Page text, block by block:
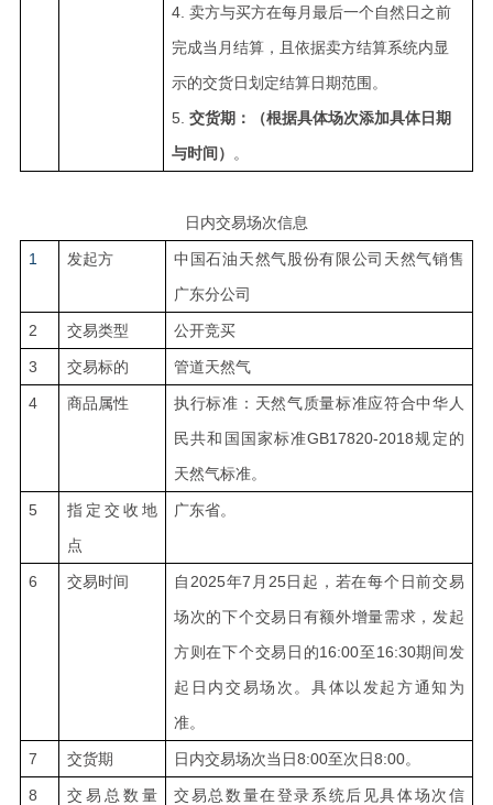
4.卖方与买方在每月最后一个自然日之前
完成当月结算，且依据卖方结算系统内显
示的交货日划定结算日期范围。
5. 交货期：（根据具体场次添加具体日期
与时间）
。
日内交易场次信息
1 发起方
中国石油天然气股份有限公司天然气销售
广东分公司
2 交易类型 公开竞买
3 交易标的 管道天然气
4 商品属性
执行标准：天然气质量标准应符合中华人
民共和国国家标准GB17820-2018规定的
天然气标准。
5
指定交收地
点
广东省。
6 交易时间 自2025年7月 25日起， 若在每个日前交易
场次的下个交易日有额外增量需求，发起
方则在下个交易日的16:00至16:30期间发
起日内交易场次。具体以发起方通知为
准。
7 交货期 日内交易场次当日8:00至次日8:00。
8
交易总数量
交易总数量在登录系统后见具体场次信